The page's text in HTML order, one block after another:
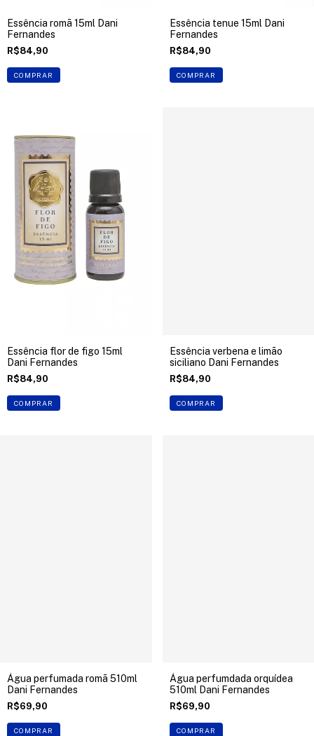
Essência romã 15ml Dani
Fernandes
R$84,90
COMPRAR
Essência tenue 15ml Dani
Fernandes
R$84,90
COMPRAR
Essência flor de figo 15ml
Dani Fernandes
R$84,90
COMPRAR
Essência verbena e limão
siciliano Dani Fernandes
R$84,90
COMPRAR
Água perfumada romã 510ml
Dani Fernandes
R$69,90
COMPRAR
Água perfumdada orquídea
510ml Dani Fernandes
R$69,90
COMPRAR